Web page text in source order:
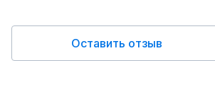
Оставить отзыв